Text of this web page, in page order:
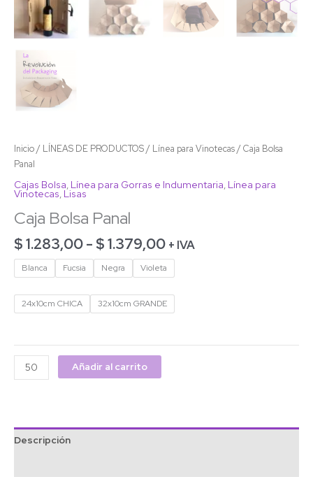
Inicio/ LÍNEAS DE PRODUCTOS/ Línea para Vinotecas/ Caja Bolsa
Panal
Cajas Bolsa, Línea para Gorras e Indumentaria, Línea para
Vinotecas, Lisas
Caja Bolsa Panal
$1.283,00- $1.379,00 + IVA
Blanca Fucsia Negra Violeta
24x10cm CHICA 32x10cm GRANDE
Añadir al carrito
Descripción